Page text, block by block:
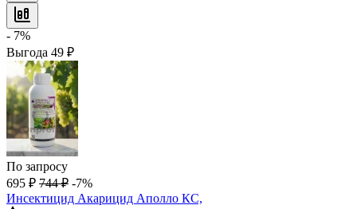
- 7%
Выгода 49 ₽
По запросу
695 ₽ 744 ₽ -7%
Инсектицид Акарицид Аполло КС,